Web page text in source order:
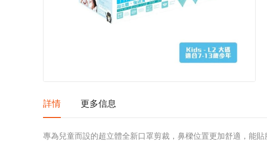
詳情 更多信息
專為兒童而設的超立體全新口罩剪裁，鼻樑位置更加舒適，能